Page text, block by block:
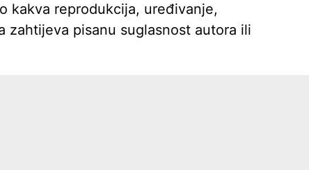
kakva reprodukcija, uređivanje,
zahtijeva pisanu suglasnost autora ili